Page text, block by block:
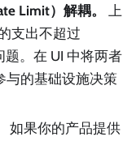
Limit）解耦。
上
支出不超过
题。在 UI 中将两者
与的基础设施决策
如果你的产品提供